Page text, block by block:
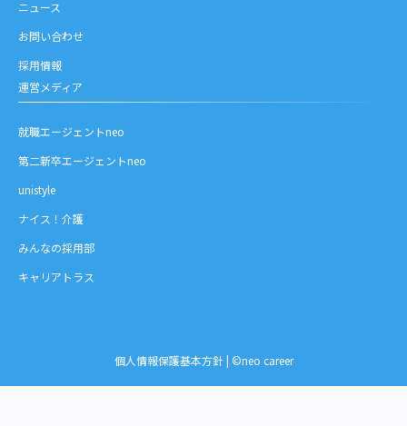
ニュース
お問い合わせ
採用情報
運営メディア
就職エージェントneo
第二新卒エージェントneo
unistyle
ナイス！介護
みんなの採用部
キャリアトラス
個人情報保護基本方針| ©neo career